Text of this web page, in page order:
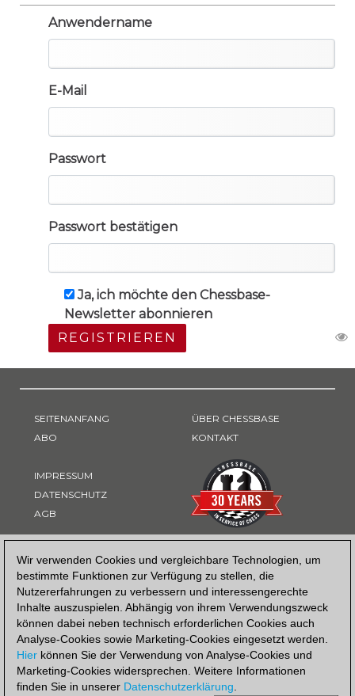
Wir verwenden Cookies und vergleichbare Technologien, um
bestimmte Funktionen zur Verfügung zu stellen, die
Nutzererfahrungen zu verbessern und interessengerechte
Inhalte auszuspielen. Abhängig von ihrem Verwendungszweck
können dabei neben technisch erforderlichen Cookies auch
Analyse-Cookies sowie Marketing-Cookies eingesetzt werden.
Hier können Sie der Verwendung von Analyse-Cookies und
Marketing-Cookies widersprechen. Weitere Informationen
finden Sie in unserer Datenschutzerklärung.
Anwendername
E-Mail
Passwort
Passwort bestätigen
Ja, ich möchte den Chessbase-
Newsletter abonnieren
REGISTRIEREN
SEITENANFANG
ABO
IMPRESSUM
DATENSCHUTZ
AGB
ÜBER CHESSBASE
KONTAKT
ZAHLUNGSART